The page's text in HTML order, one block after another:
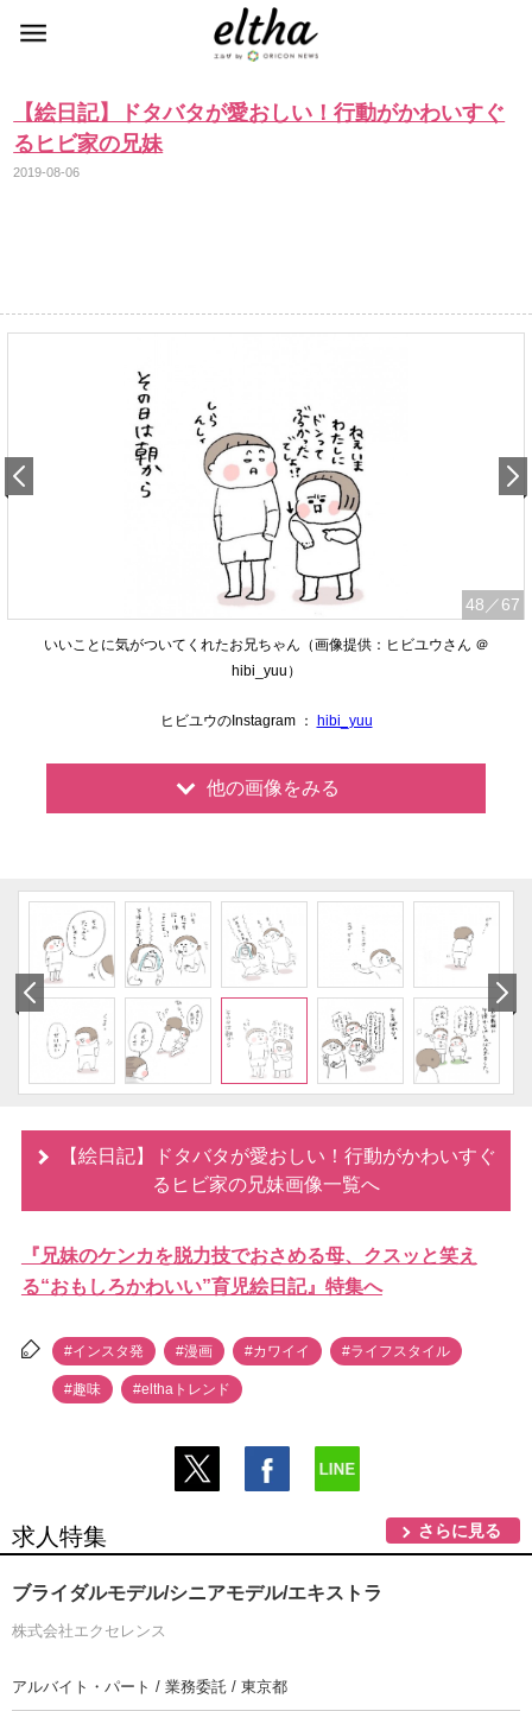
【絵日記】ドタバタが愛おしい！行動がかわいすぐ
るヒビ家の兄妹
2019-08-06
48 ／67
いいことに気がついてくれたお兄ちゃん（画像提供：ヒビユウさん ＠
hibi_yuu）
ヒビユウのInstagram ： hibi_yuu
他の画像をみる
【絵日記】ドタバタが愛おしい！行動がかわいすぐ
るヒビ家の兄妹画像一覧へ
『兄妹のケンカを脱力技でおさめる母、クスッと笑え
る“おもしろかわいい”育児絵日記』特集へ
#インスタ発 #漫画 #カワイイ #ライフスタイル
#趣味 #elthaトレンド
求人特集 さらに見る
ブライダルモデル/シニアモデル/エキストラ
株式会社エクセレンス
アルバイト・パート / 業務委託 / 東京都